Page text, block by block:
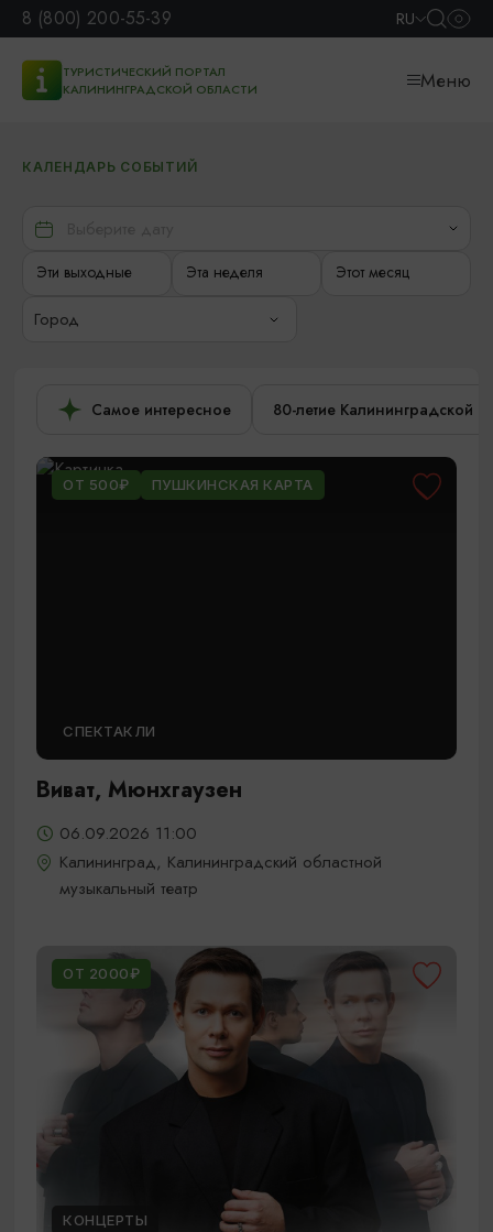
8 (800) 200-55-39 RU
ТУРИСТИЧЕСКИЙ ПОРТАЛ
КАЛИНИНГРАДСКОЙ ОБЛАСТИ
Меню
КАЛЕНДАРЬ СОБЫТИЙ
Эти выходные Эта неделя Этот месяц
Город
Самое интересное 80-летие Калининградской
ОТ 500₽ ПУШКИНСКАЯ КАРТА
СПЕКТАКЛИ
Виват, Мюнхгаузен
06.09.2026 11:00
Калининград, Калининградский областной
музыкальный театр
ОТ 2000₽
КОНЦЕРТЫ